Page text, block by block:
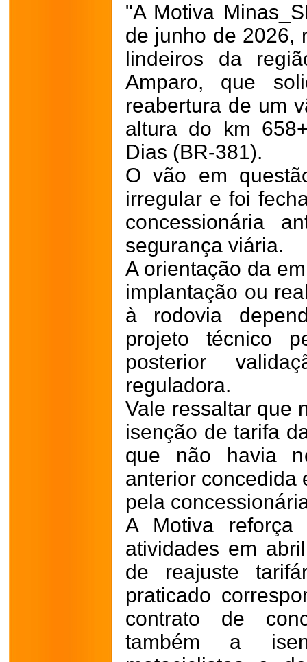
"A Motiva
de junho de 2026,
lindeiros da
Amparo, que
reabertura de um
altura do km
Dias (BR-381).
O vão em
irregular e foi
concessionária
segurança viária.
A orientação da
implantação ou
à rodovia
projeto técnico
posterior
reguladora.
Vale ressaltar que
isenção de tarifa
que não havia
anterior concedida
pela
A Motiva
atividades em
de reajuste
praticado
contrato de
também a